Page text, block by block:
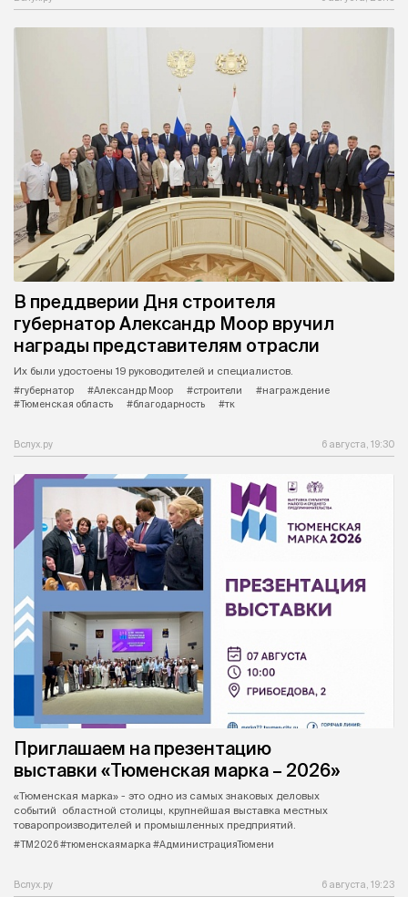
В преддверии Дня строителя
губернатор Александр Моор вручил
награды представителям отрасли
Их были удостоены 19 руководителей и специалистов.
#губернатор
#Александр Моор #строители
#награждение
#Тюменская область
#благодарность #тк
Вслух.ру 6 августа, 19:30
Приглашаем на презентацию
выставки «Тюменская марка – 2026»
«Тюменская марка» - это одно из самых знаковых деловых
событий областной столицы, крупнейшая выставка местных
товаропроизводителей и промышленных предприятий.
#ТМ2026 #тюменскаямарка #АдминистрацияТюмени
Вслух.ру 6 августа, 19:23